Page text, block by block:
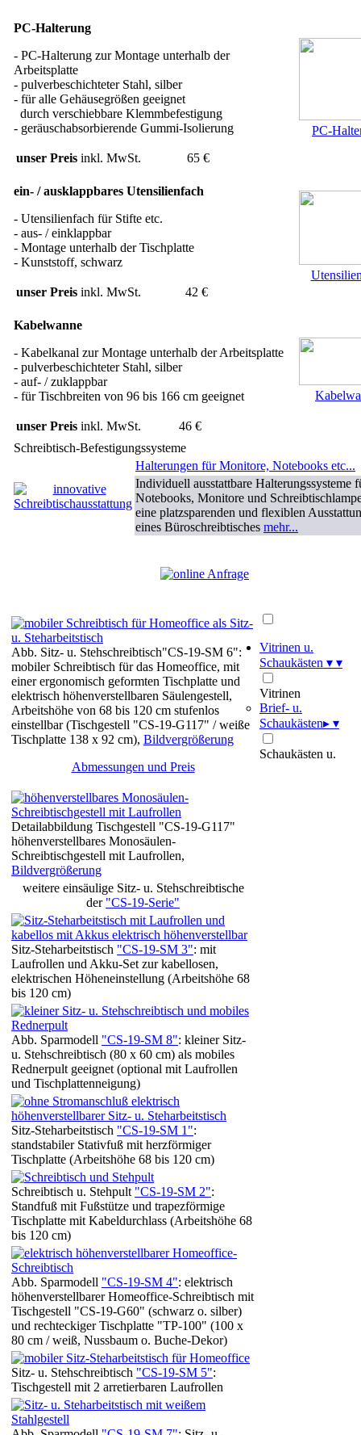
PC-Halterung
- PC-Halterung zur Montage unterhalb der
Arbeitsplatte
- pulverbeschichteter Stahl, silber
- für alle Gehäusegrößen geeignet
durch verschiebbare Klemmbefestigung
- geräuschabsorbierende Gummi-Isolierung
unser Preis inkl. MwSt. 65 €
PC-
ein- / ausklappbares Utensilienfach
- Utensilienfach für Stifte etc.
- aus- / einklappbar
- Montage unterhalb der Tischplatte
- Kunststoff, schwarz
unser Preis inkl. MwSt. 42 €
Kabelwanne
- Kabelkanal zur Montage unterhalb der Arbeitsplatte
- pulverbeschichteter Stahl, silber
- auf- / zuklappbar
- für Tischbreiten von 96 bis 166 cm geeignet
unser Preis inkl. MwSt. 46 €
Schreibtisch-Befestigungssysteme
Halterungen für Monitore, Notebooks etc...
Individuell ausstattbare Halterungssysteme
Notebooks, Monitore und
eine platzsparenden und flexiblen
eines Büroschreibtisches mehr...
Abb. Sitz- u. Stehschreibtisch"CS-19-SM 6":
mobiler Schreibtisch für das Homeoffice, mit
einer ergonomisch geformten Tischplatte und
elektrisch höhenverstellbaren Säulengestell,
Arbeitshöhe von 68 bis 120 cm stufenlos
einstellbar (Tischgestell "CS-19-G117" / weiße
Tischplatte 138 x 92 cm), Bildvergrößerung
Abmessungen und Preis
Detailabbildung Tischgestell "CS-19-G117"
höhenverstellbares Monosäulen-
Schreibtischgestell mit Laufrollen,
Bildvergrößerung
weitere einsäulige Sitz- u. Stehschreibtische
der "CS-19-Serie"
Sitz-Steharbeitstisch "CS-19-SM 3": mit
Laufrollen und Akku-Set zur kabellosen,
elektrischen Höheneinstellung (Arbeitshöhe 68
bis 120 cm)
Abb. Sparmodell "CS-19-SM 8": kleiner Sitz-
u. Stehschreibtisch (80 x 60 cm) als mobiles
Rednerpult geeignet (optional mit Laufrollen
und Tischplattenneigung)
Sitz-Steharbeitstisch "CS-19-SM 1":
standstabiler Stativfuß mit herzförmiger
Tischplatte (Arbeitshöhe 68 bis 120 cm)
Schreibtisch u. Stehpult "CS-19-SM 2":
Standfuß mit Fußstütze und trapezförmige
Tischplatte mit Kabeldurchlass (Arbeitshöhe 68
bis 120 cm)
Abb. Sparmodell "CS-19-SM 4": elektrisch
höhenverstellbarer Homeoffice-Schreibtisch mit
Tischgestell "CS-19-G60" (schwarz o. silber)
und rechteckiger Tischplatte "TP-100" (100 x
80 cm / weiß, Nussbaum o. Buche-Dekor)
Sitz- u. Stehschreibtisch "CS-19-SM 5":
Tischgestell mit 2 arretierbaren Laufrollen
Vitrinen u.
Schaukästen ▾ ▾
Vitrinen
Brief- u.
Schaukästen▸ ▾
Schaukästen u.